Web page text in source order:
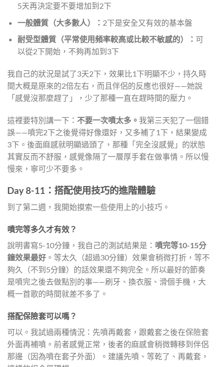
5天再決定要不要增加到2下
一般體質（大多數人）： 2下是安全又有效的基本盤
耐受型體質（平常使用頻率較高或比較不敏感的）： 可
以從2下開始，不夠再加到3下
我自己的狀況是試了3天2下，效果比1下明顯不少，持久時
間大概是原來的2倍左右，而且伴侶的反應也很好——她說
「感覺沒那麼趕了」，少了那種一直在趕時間的壓力。
這裡要特別講一下： 不要一次噴太多。 我第三天犯了一個錯
誤——噴完2下之後覺得好像還好，又多補了1下，結果變成
3下。後面麻感就明顯過頭了，那種「完全沒感覺」的狀態
其實反而不舒服，感覺像隔了一層厚手套在做事情。所以慢
慢來，寧可少不要多。
Day 8-11：搭配使用技巧的進階體驗
到了第二週，我開始摸索一些使用上的小技巧。
噴完等多久才有效？
說明書寫5-10分鐘，我自己的測試結果是： 噴完等10-15分
鐘效果最好 。等太久（超過30分鐘）效果會稍微打折，等不
夠久（不到5分鐘）的話效果還不夠完全。所以最好的節奏
是噴完之後去做點別的事——刷牙、換衣服、滑個手機，大
概一首歌的時間就差不多了。
搭配保險套可以嗎？
可以。我試過兩種情況：先噴再戴套，跟戴套之後在保險套
外面再補噴。前者感覺正常，後者的麻感會稍微轉移到伴侶
那邊（因為噴在套子外面）。建議先噴、等乾了、再戴套，